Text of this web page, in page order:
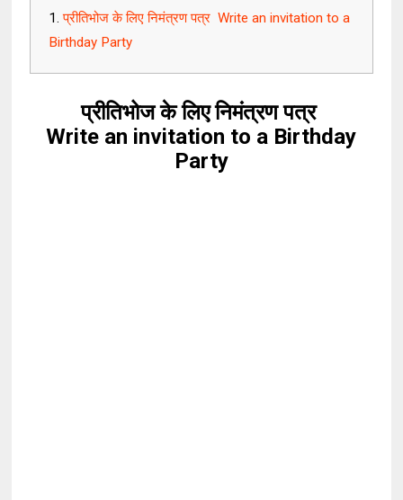
प्रीतिभोज के लिए निमंत्रण पत्र Write an invitation to a
Birthday Party
प्रीतिभोज के लिए निमंत्रण पत्र
Write an invitation to a Birthday
Party